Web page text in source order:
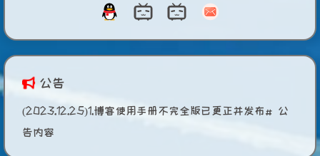
公告
(2023.12.25)1.博客使用手册不完全版已更正并发布# 公
告内容